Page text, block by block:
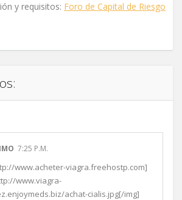
y requisitos: Foro de Capital de Riesgo
7:25 P.M.
www.acheter-viagra.freehostp.com]
www.viagra-
achat-cialis.jpg[/img]